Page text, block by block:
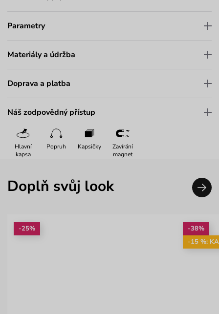
Parametry
Materiály a údržba
Doprava a platba
Náš zodpovědný přístup
Hlavní
kapsa
Popruh Kapsičky
Zavírání
magnet
Doplň svůj look
-25%
-38%
-15 %: